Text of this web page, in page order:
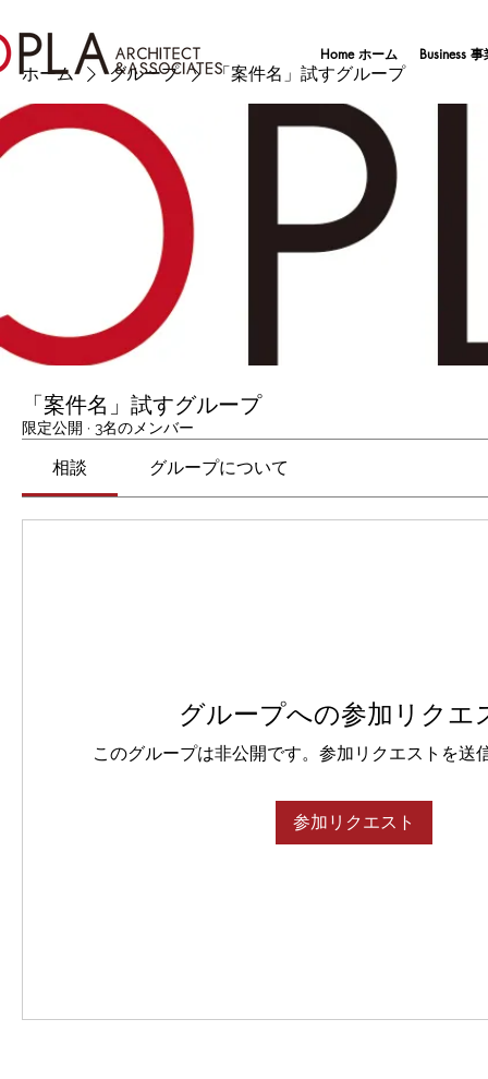
Home ホーム Business
ホーム グループ 「案件名」試すグループ
「案件名」試すグループ
限定公開 · 3名のメンバー
相談 グループについて
グループへの参加リクエ
このグループは非公開です。参加リクエストを送
参加リクエスト